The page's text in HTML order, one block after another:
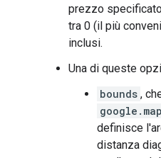
prezzo
tra 0 (il più
inclusi.
Una di queste
bounds ,
definisce
distanza